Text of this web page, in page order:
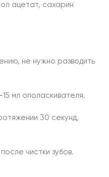
ацетат, сахарин
не нужно разводить
мл ополаскивателя.
30 секунд,
чистки зубов.